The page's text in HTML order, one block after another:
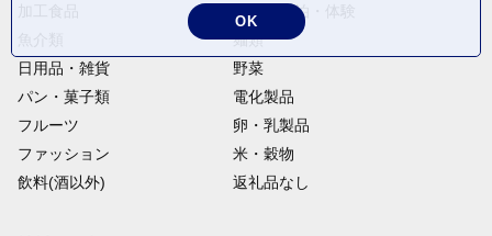
旅行・宿泊・体験
麺類
日用品・雑貨
野菜
パン・菓子類
電化製品
フルーツ
卵・乳製品
ファッション
米・穀物
飲料(酒以外)
返礼品なし
OK